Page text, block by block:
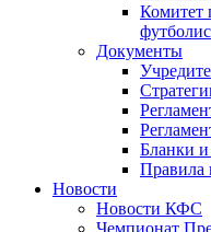
Комитет
Документы
Бланки
Правила
Новости
Новости КФС
Чемпионат